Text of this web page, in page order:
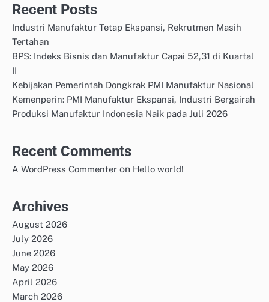
Recent Posts
Industri Manufaktur Tetap Ekspansi, Rekrutmen Masih
Tertahan
BPS: Indeks Bisnis dan Manufaktur Capai 52,31 di Kuartal
II
Kebijakan Pemerintah Dongkrak PMI Manufaktur Nasional
Kemenperin: PMI Manufaktur Ekspansi, Industri Bergairah
Produksi Manufaktur Indonesia Naik pada Juli 2026
Recent Comments
A WordPress Commenter on Hello world!
Archives
August 2026
July 2026
June 2026
May 2026
April 2026
March 2026